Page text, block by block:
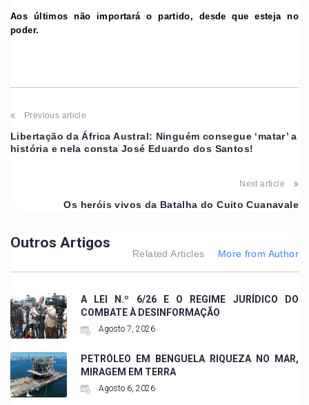
Aos últimos não importará o partido, desde que esteja no
poder.
Previous article
Libertação da África Austral: Ninguém consegue ‘matar’ a
história e nela consta José Eduardo dos Santos!
Next article
Os heróis vivos da Batalha do Cuito Cuanavale
Outros Artigos
Related Articles More from Author
A LEI N.º 6/26 E O REGIME JURÍDICO DO
COMBATE À DESINFORMAÇÃO
Agosto 7, 2026
PETRÓLEO EM BENGUELA RIQUEZA NO MAR,
MIRAGEM EM TERRA
Agosto 6, 2026